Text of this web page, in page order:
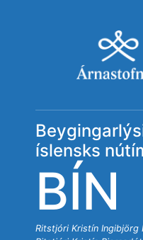
íslensks
BÍN
Ritstjóri Kristín Ingibjörg